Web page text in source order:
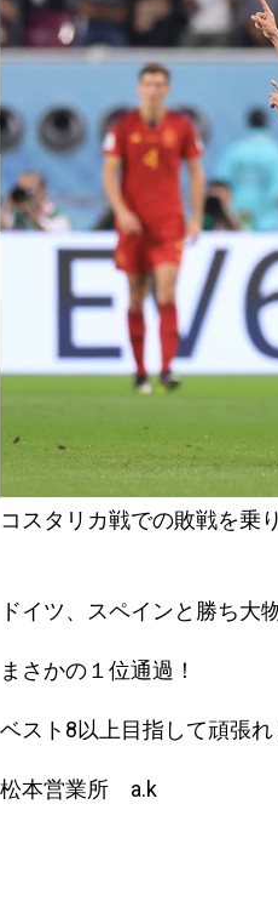
コスタリカ戦での敗戦を乗
ドイツ、スペインと勝ち大
まさかの１位通過！
ベスト8以上目指して頑張れ
松本営業所 a.k